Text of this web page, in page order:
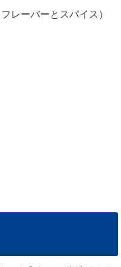
レーバーとスパイス）